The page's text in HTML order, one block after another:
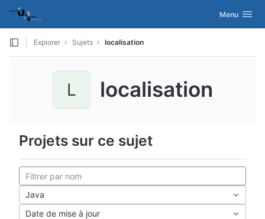
Skip to content
GitLab Activer/
Menu
Explorer Sujets localisation
L localisation
Projets sur ce sujet
Java
Date de mise à jour